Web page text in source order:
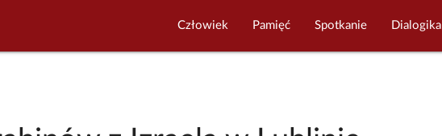
Człowiek Pamięć Spotkanie Dialogika